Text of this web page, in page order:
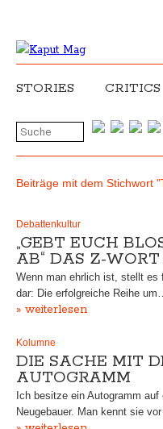
STORIES CRITICS
Beiträge mit dem Stichwort
Debattenkultur
„GEBT EUCH
B“ DAS Z-WORT
Wenn man ehrlich ist, stellt es
dar: Die erfolgreiche Reihe
» weiterlesen
Kolumne
DIE SACHE MIT
AUTOGRAMM
Ich besitze ein Autogramm
Neugebauer. Man kennt sie